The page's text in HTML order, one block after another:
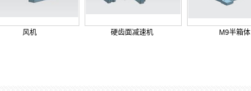
风机 硬齿面减速机 M9半箱体